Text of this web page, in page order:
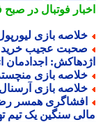
فوتبال در صبح
بازی لیورپول 2 -موناکو 3 | دوستانه باشگاهی
اجدادمان
بازی منچسترسیتی 3 - اتلتیکومادرید 1 |
بازی آرسنال 2 - دورتموند 3 | دوستانه باشگاهی
همسر رضا
سنگین یک تیم